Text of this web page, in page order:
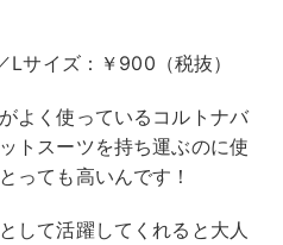
サイズ：￥900（税抜）
よく使っているコルトナバ
トスーツを持ち運ぶのに使
っても高いんです！
して活躍してくれると大人